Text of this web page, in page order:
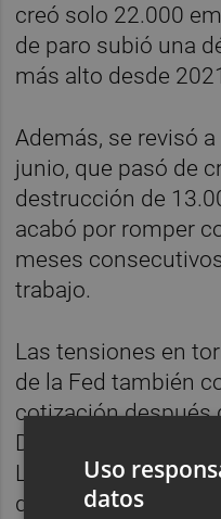
creó solo 22.000
de paro subió una
más alto desde
Además, se revisó
junio, que pasó de
destrucción de
acabó por romper
meses
trabajo.
Las tensiones en
de la Fed también
cotización después
Donald Trump
Lisa Cook por una
documentos en dos
Uso
datos